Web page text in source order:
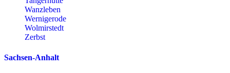
Wanzleben
Wernigerode
Wolmirstedt
Zerbst
Sachsen-Anhalt